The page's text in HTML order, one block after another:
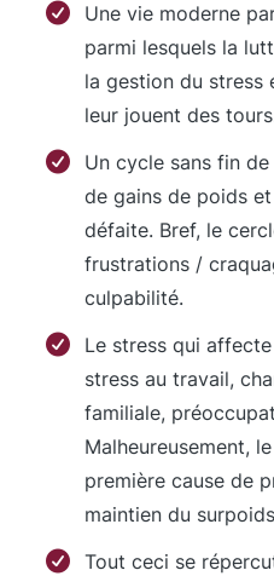
Une vie moderne
parmi lesquels la
la gestion du stress
leur jouent des
Un cycle sans fin
de gains de poids
défaite. Bref, le
frustrations /
culpabilité.
Le stress qui
stress au travail,
familiale,
Malheureusement,
première cause de
maintien du
Tout ceci se